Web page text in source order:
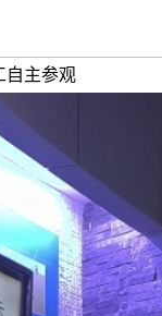
自主参观